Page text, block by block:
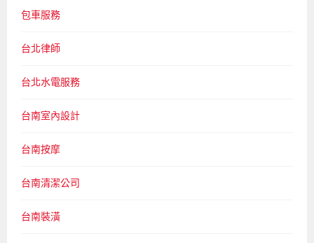
包車服務
台北律師
台北水電服務
台南室內設計
台南按摩
台南清潔公司
台南裝潢